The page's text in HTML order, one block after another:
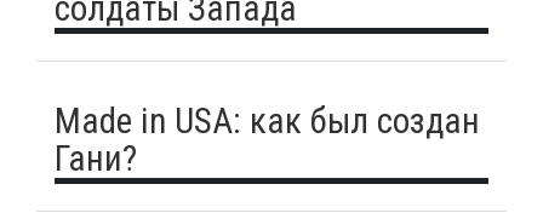
Made in USA: как был создан
Гани?